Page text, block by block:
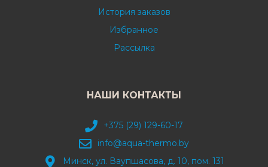
История заказов
Избранное
Рассылка
НАШИ КОНТАКТЫ
+375 (29) 129-60-17
info@aqua-thermo.by
Минск, ул. Ваупшасова, д. 10, пом. 131